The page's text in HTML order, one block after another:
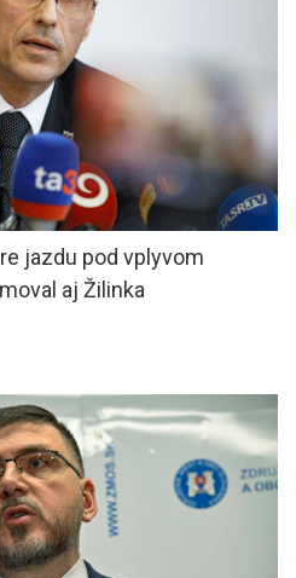
jazdu pod vplyvom
aj Žilinka